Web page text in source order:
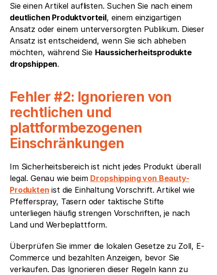
deutlichen Produktvorteil, einem einzigartigen
Ansatz oder einem unterversorgten Publikum. Dieser
Ansatz ist entscheidend, wenn Sie sich abheben
möchten, während Sie Haussicherheitsprodukte
dropshippen.
Fehler #2: Ignorieren von
rechtlichen und
plattformbezogenen
Einschränkungen
Im Sicherheitsbereich ist nicht jedes Produkt überall
legal. Genau wie beim Dropshipping von Beauty-
Produkten ist die Einhaltung Vorschrift. Artikel wie
Pfefferspray, Tasern oder taktische Stifte
unterliegen häufig strengen Vorschriften, je nach
Land und Werbeplattform.
Überprüfen Sie immer die lokalen Gesetze zu Zoll, E-
Commerce und bezahlten Anzeigen, bevor Sie
verkaufen. Das Ignorieren dieser Regeln kann zu